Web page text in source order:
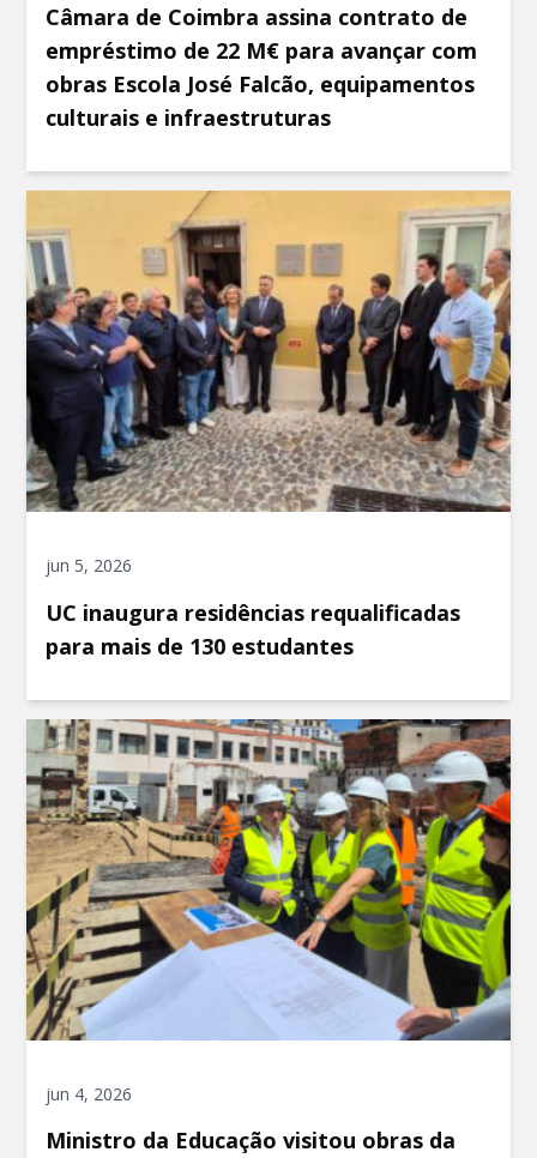
Câmara de Coimbra assina contrato de
empréstimo de 22 M€ para avançar com
obras Escola José Falcão, equipamentos
culturais e infraestruturas
jun 5, 2026
UC inaugura residências requalificadas
para mais de 130 estudantes
jun 4, 2026
Ministro da Educação visitou obras da